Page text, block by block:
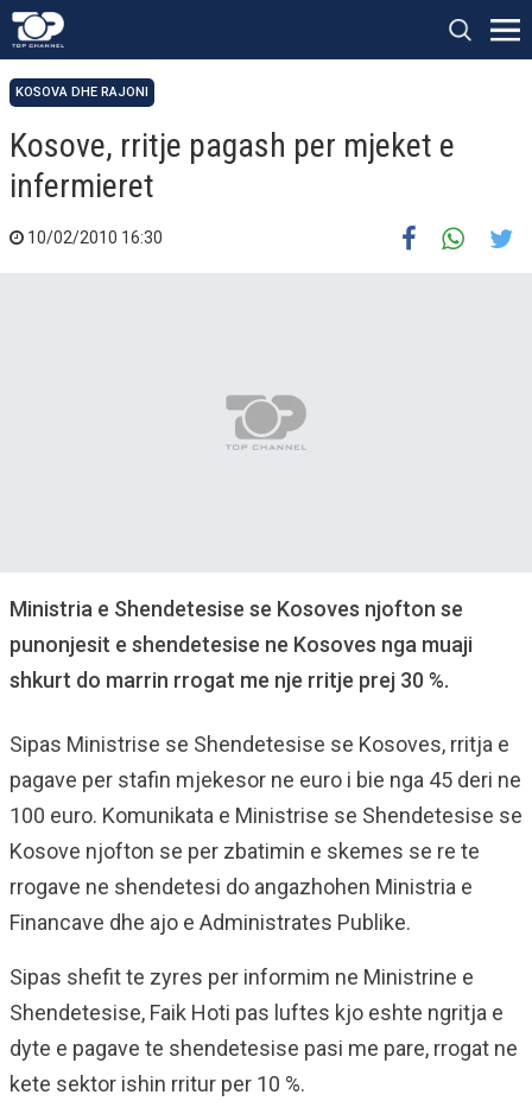
KOSOVA DHE RAJONI
Kosove, rritje pagash per mjeket e
infermieret
10/02/2010 16:30
Ministria e Shendetesise se Kosoves njofton se
punonjesit e shendetesise ne Kosoves nga muaji
shkurt do marrin rrogat me nje rritje prej 30 %.
Sipas Ministrise se Shendetesise se Kosoves, rritja e
pagave per stafin mjekesor ne euro i bie nga 45 deri ne
100 euro. Komunikata e Ministrise se Shendetesise se
Kosove njofton se per zbatimin e skemes se re te
rrogave ne shendetesi do angazhohen Ministria e
Financave dhe ajo e Administrates Publike.
Sipas shefit te zyres per informim ne Ministrine e
Shendetesise, Faik Hoti pas luftes kjo eshte ngritja e
dyte e pagave te shendetesise pasi me pare, rrogat ne
kete sektor ishin rritur per 10 %.